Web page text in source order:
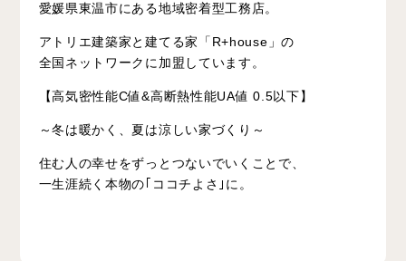
愛媛県東温市にある地域密着型工務店。
アトリエ建築家と建てる家「R+house」の
全国ネットワークに加盟しています。
【高気密性能C値&高断熱性能UA値 0.5以下】
～冬は暖かく、夏は涼しい家づくり～
住む人の幸せをずっとつないでいくことで、
一生涯続く本物の｢ココチよさ｣に。